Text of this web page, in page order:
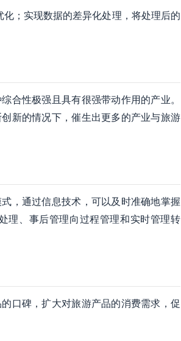
；实现数据的差异化处理，将处理后的
合性极强且具有很强带动作用的产业。
新的情况下，催生出更多的产业与旅游
，通过信息技术，可以及时准确地掌握
理、事后管理向过程管理和实时管理转
口碑，扩大对旅游产品的消费需求，促